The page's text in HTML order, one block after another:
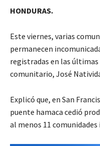
HONDURAS.
Este viernes, varias
permanecen
registradas en las
comunitario, José
Explicó que, en San
puente hamaca cedió
al menos 11 comunidades